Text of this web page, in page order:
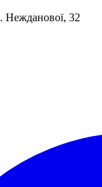
Нежданової, 32